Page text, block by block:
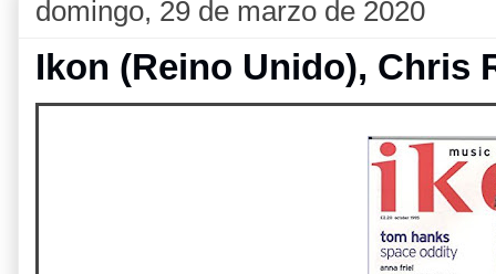
domingo, 29 de marzo de 2020
Ikon (Reino Unido), Chris